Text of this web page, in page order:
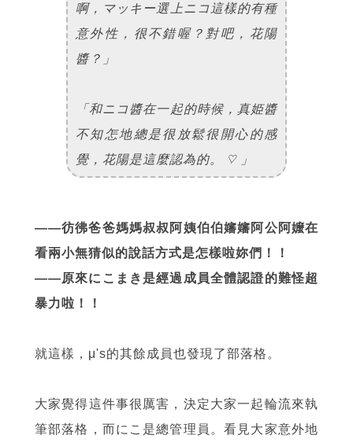
啊，マッキー選上ニコ這樣的有種
意外性，很不錯喔？對吧，花陽
醬？」
「和ニコ醬在一起的時候，真姫醬
不知怎地總是很放鬆很開心的感
覺，花陽是這麼認為的。 ♡ 」
——彷彿爸爸媽媽叔叔阿姨伯伯嬸嬸阿公阿嬤在
看兩小無猜似的說話方式是怎樣啦妳們！！
——原來にこまき是經過成員全體認證的難怪超
暴力啦！！
就這樣，μ's的其餘成員也發現了部落格。
大家覺得這件事很厲害，決定大家一起輪流來執
筆部落格，而にこ是總管理員。看見大家意外地